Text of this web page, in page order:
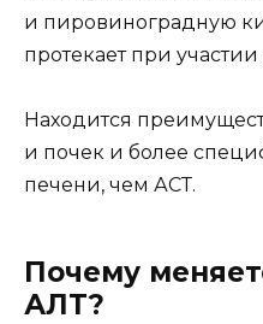
и пировиноградную
протекает при
Находится
и почек и более
печени, чем АСТ.
Почему
АЛТ?